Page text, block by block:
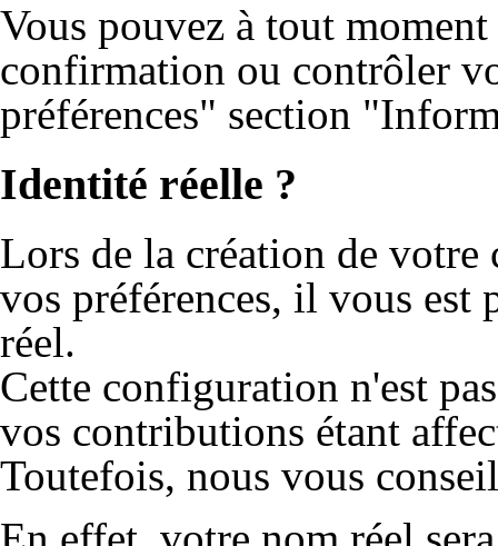
Vous pouvez à tout
confirmation ou contrôler
préférences" section
Identité réelle ?
Lors de la création de votre
vos préférences, il vous est
réel.
Cette configuration n'est
vos contributions étant
Toutefois, nous vous